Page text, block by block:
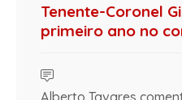
Tenente-Coronel
primeiro ano no
Alberto Tavares